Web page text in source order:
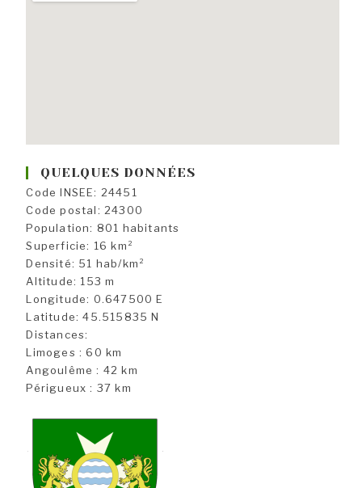
QUELQUES DONNÉES
Code INSEE: 24451
Code postal: 24300
Population: 801 habitants
Superficie: 16 km²
Densité: 51 hab/km²
Altitude: 153 m
Longitude: 0.647500 E
Latitude: 45.515835 N
Distances:
Limoges : 60 km
Angoulême : 42 km
Périgueux : 37 km